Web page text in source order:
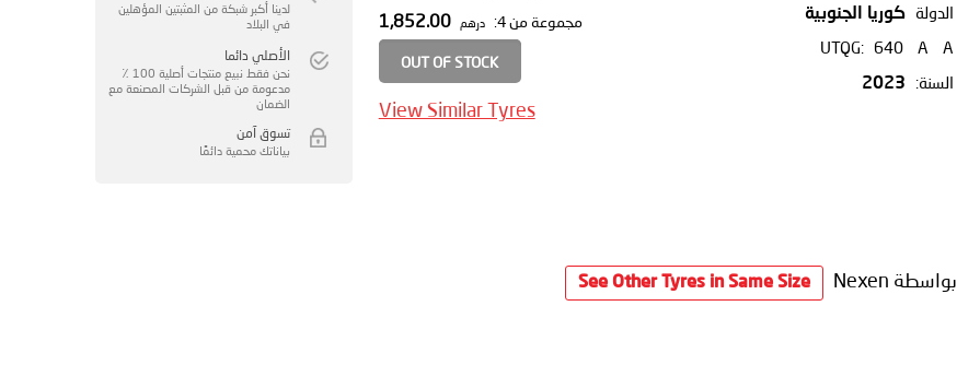
الدولة كوريا الجنوبية
UTQG: 640 A
A
السنة:
2023
مجموعة من 4: درهم 1,852.00
OUT OF STOCK
View Similar Tyres
لدينا أكبر شبكة من المثبتين المؤهلين
في البلاد
الأصلي دائما
نحن فقط نبيع منتجات أصلية 100 ٪
مدعومة من قبل الشركات المصنعة مع
الضمان
تسوق آمن
بياناتك محمية دائمًا
بواسطة Nexen See Other Tyres in Same Size